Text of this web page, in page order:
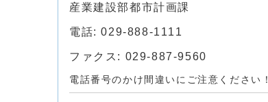
産業建設部都市計画課
電話: 029-888-1111
ファクス: 029-887-9560
電話番号のかけ間違いにご注意ください！